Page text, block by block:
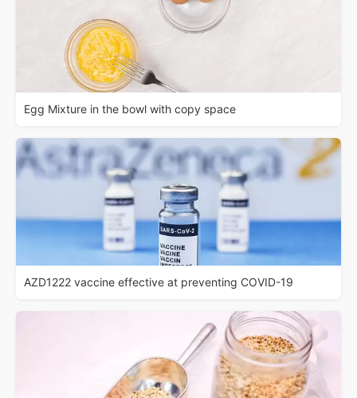
Egg Mixture in the bowl with copy space
AZD1222 vaccine effective at preventing COVID-19